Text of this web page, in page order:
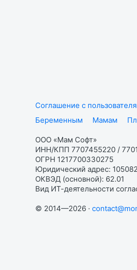
Соглашение с
Беременным
Мамам
ООО «Мам Софт»
ИНН/КПП 7707455220 /
ОГРН 1217700330275
Юридический адрес:
ОКВЭД (основной): 62.01
Вид ИТ-деятельности
© 2014—2026 ·